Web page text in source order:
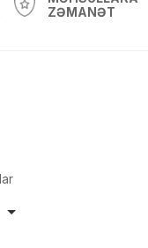
ZƏMANƏT